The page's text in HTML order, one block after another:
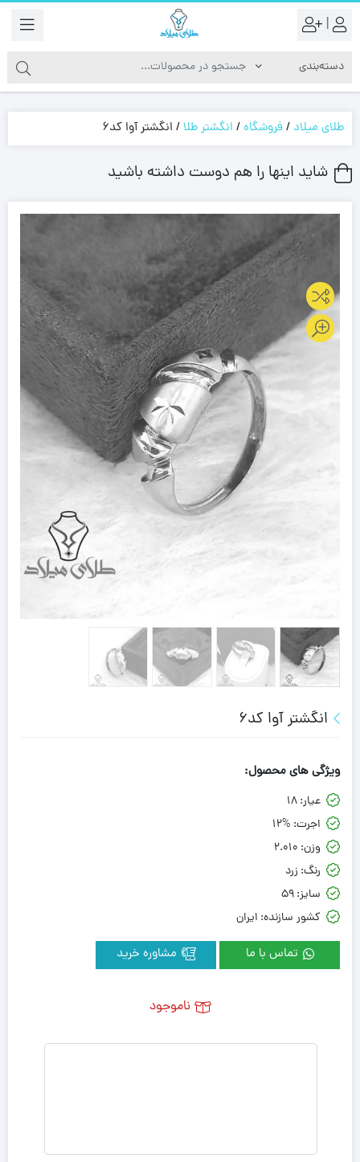
|
طلای میلاد /فروشگاه/ انگشتر طلا/ انگشتر آوا کد6
شاید اینها را هم دوست داشته باشید
انگشتر آوا کد6
ویژگی های محصول:
عیار:18
اجرت: 12%
وزن: 2.010
رنگ: زرد
سایز:59
کشور سازنده: ایران
تماس با ما
ناموجود